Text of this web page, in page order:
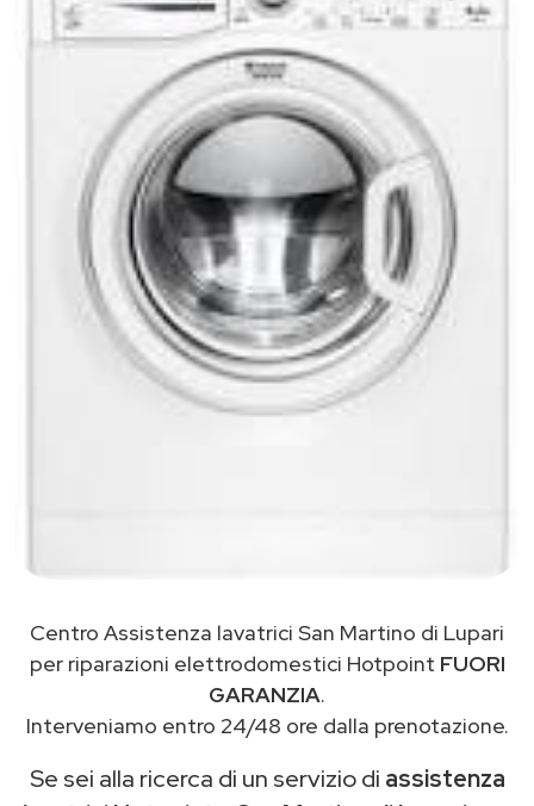
Centro Assistenza lavatrici San Martino di Lupari
per riparazioni elettrodomestici Hotpoint FUORI
GARANZIA.
Interveniamo entro 24/48 ore dalla prenotazione.
Se sei alla ricerca di un servizio di assistenza